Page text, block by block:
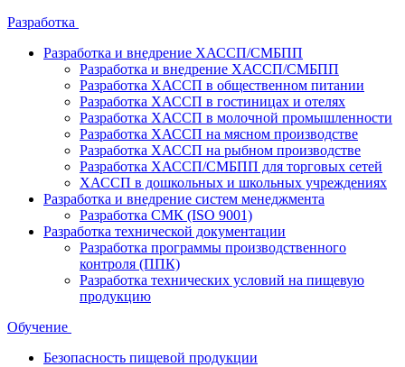
Разработка
Разработка и внедрение ХАССП/СМБПП
Разработка и внедрение ХАССП/СМБПП
Разработка ХАССП в общественном питании
Разработка ХАССП в гостиницах и отелях
Разработка ХАССП в молочной промышленности
Разработка ХАССП на мясном производстве
Разработка ХАССП на рыбном производстве
Разработка ХАССП/СМБПП для торговых сетей
ХАССП в дошкольных и школьных учреждениях
Разработка и внедрение систем менеджмента
Разработка СМК (ISO 9001)
Разработка технической документации
Разработка программы производственного
контроля (ППК)
Разработка технических условий на пищевую
продукцию
Обучение
Безопасность пищевой продукции